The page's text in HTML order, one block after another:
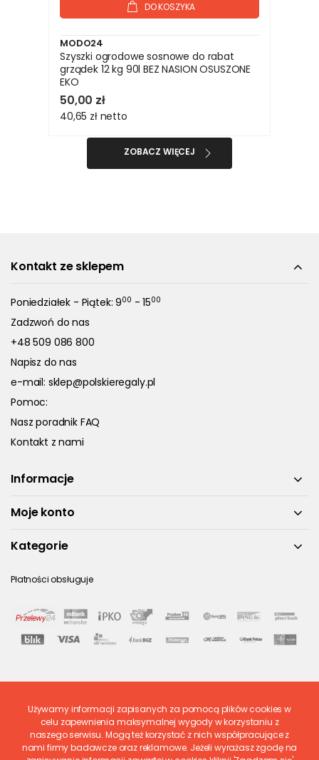
DO KOSZYKA
MODO24
Szyszki ogrodowe sosnowe do rabat
grządek 12 kg 90l BEZ NASION OSUSZONE
EKO
50,00 zł
40,65 zł netto
ZOBACZ WIĘCEJ
Kontakt ze sklepem
Poniedziałek - Piątek: 900 - 1500
Zadzwoń do nas
+48 509 086 800
Napisz do nas
e-mail: sklep@polskieregaly.pl
Pomoc:
Nasz poradnik FAQ
Kontakt z nami
Informacje
Moje konto
Kategorie
Płatności obsługuje
Ostatnio ocenione
Używamy informacji zapisanych za pomocą plików cookies w
celu zapewnienia maksymalnej wygody w korzystaniu z
naszego serwisu. Mogą też korzystać z nich współpracujące z
nami firmy badawcze oraz reklamowe. Jeżeli wyrażasz zgodę na